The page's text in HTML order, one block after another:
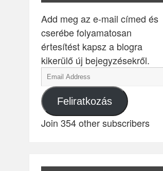
Add meg az e-mail címed és
cserébe folyamatosan
értesítést kapsz a blogra
kikerülő új bejegyzésekről.
Feliratkozás
Join 354 other subscribers